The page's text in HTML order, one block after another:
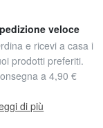
veloce
e ricevi a casa i
prodotti preferiti.
a 4,90 €
di più